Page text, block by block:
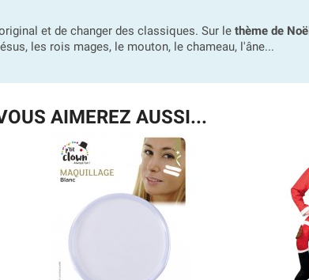
et de changer des classiques. Sur le thème de Noël
les rois mages, le mouton, le chameau, l'âne...
AIMEREZ AUSSI...